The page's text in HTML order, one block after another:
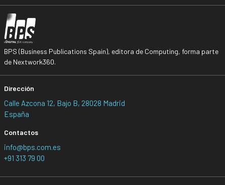
BPS (Business Publications Spain), editora de Computing, forma parte
de Nextwork360.
Dirección
Calle Azcona 12, Bajo B, 28028 Madrid
España
Contactos
info@bps.com.es
+91 313 79 00